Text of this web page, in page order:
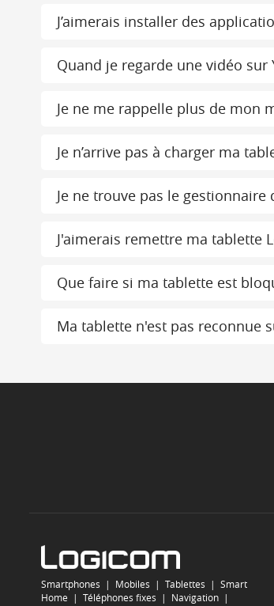
J’aimerais installer des
Quand je regarde une vidéo
Je ne me rappelle plus de mon
Je n’arrive pas à charger ma
Je ne trouve pas le
J'aimerais remettre ma tablette
Que faire si ma tablette est
Ma tablette n'est pas reconnue
Smartphones | Mobiles | Tablettes | Smart
Home | Téléphones fixes | Navigation |